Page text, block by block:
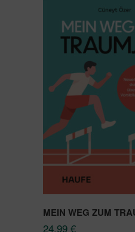
MEIN WEG ZUM
24,99 €